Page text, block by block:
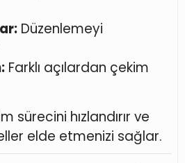
Düzenlemeyi
Farklı açılardan çekim
sürecini hızlandırır ve
elde etmenizi sağlar.